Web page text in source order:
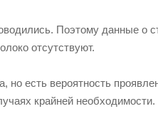
. Поэтому данные о
отсутствуют.
но есть вероятность
крайней необходимости.